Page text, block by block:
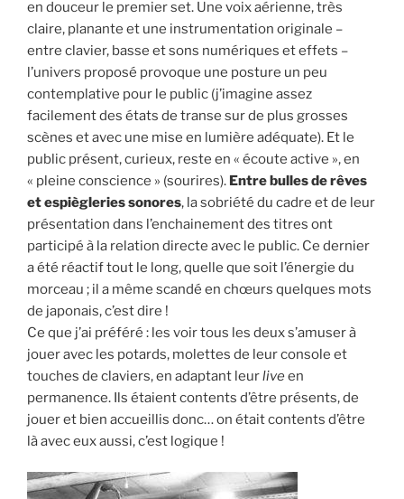
en douceur le premier set. Une voix aérienne, très
claire, planante et une instrumentation originale –
entre clavier, basse et sons numériques et effets –
l’univers proposé provoque une posture un peu
contemplative pour le public (j’imagine assez
facilement des états de transe sur de plus grosses
scènes et avec une mise en lumière adéquate). Et le
public présent, curieux, reste en « écoute active », en
« pleine conscience » (sourires). Entre bulles de rêves
et espiègleries sonores, la sobriété du cadre et de leur
présentation dans l’enchainement des titres ont
participé à la relation directe avec le public. Ce dernier
a été réactif tout le long, quelle que soit l’énergie du
morceau ; il a même scandé en chœurs quelques mots
de japonais, c’est dire !
Ce que j’ai préféré : les voir tous les deux s’amuser à
jouer avec les potards, molettes de leur console et
touches de claviers, en adaptant leurliveen
permanence. Ils étaient contents d’être présents, de
jouer et bien accueillis donc… on était contents d’être
là avec eux aussi, c’est logique !